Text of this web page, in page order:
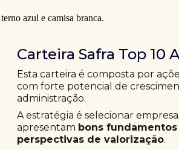
Carteira Safra Top 10
Esta carteira é composta por
com forte potencial de
administração.
A estratégia é selecionar
apresentam bons fundamentos
perspectivas de valorização.